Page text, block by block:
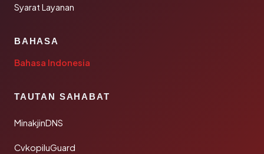
Syarat Layanan
BAHASA
Bahasa Indonesia
TAUTAN SAHABAT
MinakjinDNS
CvkopiluGuard